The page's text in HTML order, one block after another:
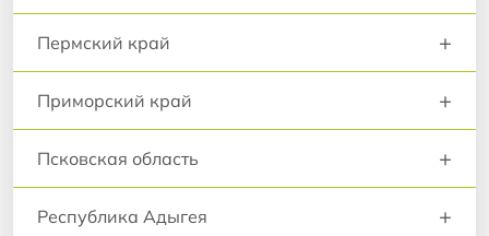
Пермский край +
Приморский край +
Псковская область +
Республика Адыгея +